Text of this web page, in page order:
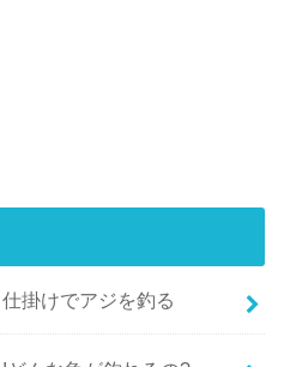
掛けでアジを釣る